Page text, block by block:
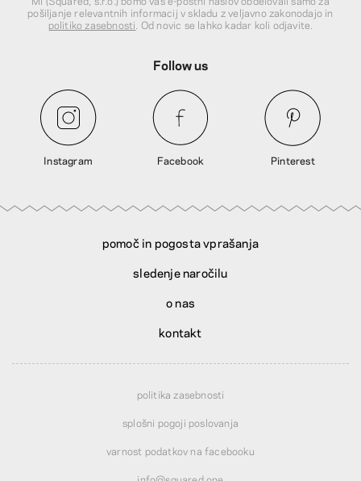
pošiljanje relevantnih informacij v skladu z veljavno zakonodajo in
politiko zasebnosti . Od novic se lahko kadar koli odjavite.
Follow us
Instagram Facebook Pinterest
pomoč in pogosta vprašanja
sledenje naročilu
o nas
kontakt
politika zasebnosti
splošni pogoji poslovanja
varnost podatkov na facebooku